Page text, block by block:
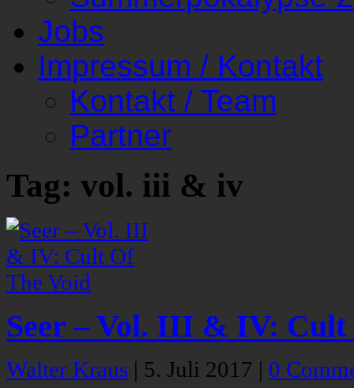
Jobs
Impressum / Kontakt
Kontakt / Team
Partner
Tag: vol. iii & iv
Seer – Vol. III & IV: Cult
Walter Kraus | 5. Juli 2017 | 0